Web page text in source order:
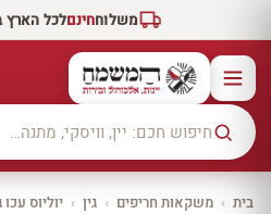
משלוחחינםלכל הארץ
בית › משקאות חריפים › גין › יוליוס עכו